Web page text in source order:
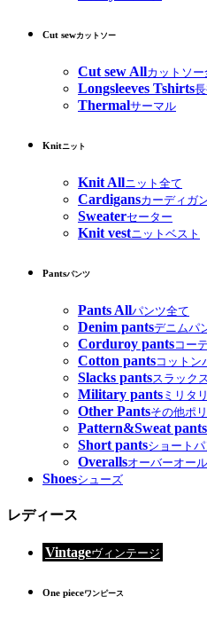
Cut sewカットソー
Cut sew Allカットソー
Longsleeves Tshirts
Thermalサーマル
Knitニット
Knit Allニット全て
Cardigansカーディガ
Sweaterセーター
Knit vestニットベスト
Pantsパンツ
Pants Allパンツ全て
Denim pantsデニムパ
Corduroy pantsコー
Cotton pantsコットン
Slacks pantsスラック
Military pants ミリタ
Other Pantsその他ポ
Pattern&Sweat pants
Short pantsショート
Overallsオーバーオール
Shoesシューズ
レディース
Vintageヴィンテージ
One pieceワンピース